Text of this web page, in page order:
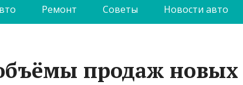
Ремонт Советы Новости авто
продаж новых